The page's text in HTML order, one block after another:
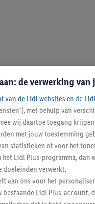
de verwerking van
van de Lidl websites en de
met behulp van
wij daartoe toegang
met jouw toestemming
statistieken of voor het
Lidl Plus-programma,
doeleinden verwerkt.
aan ons voor het
Lidl Plus-account,